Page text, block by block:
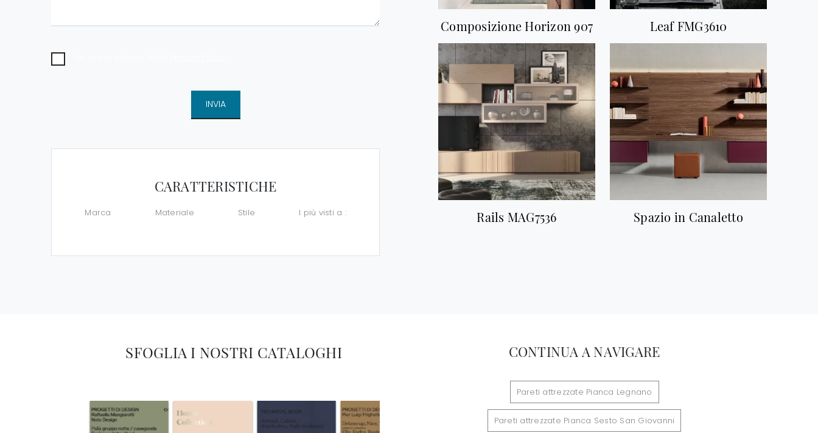
INVIA
CARATTERISTICHE
Marca Materiale Stile I più visti a :
Composizione Horizon 907 Leaf FMG3610
Rails MAG7536 Spazio in Canaletto
SFOGLIA I NOSTRI CATALOGHI CONTINUA A NAVIGARE
Pareti attrezzate Pianca Legnano
Pareti attrezzate Pianca Sesto San Giovanni